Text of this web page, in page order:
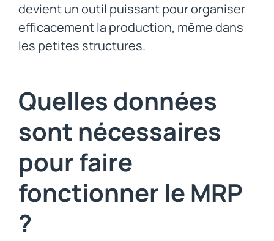
devient un outil puissant pour organiser
efficacement la production, même dans
les petites structures.
Quelles données
sont nécessaires
pour faire
fonctionner le MRP
?